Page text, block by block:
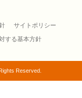
サイトポリシー
する基本方針
Reserved.